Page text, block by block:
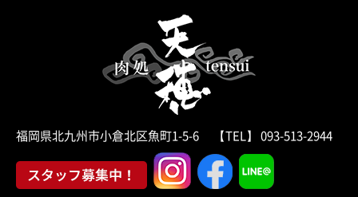
福岡県北九州市小倉北区魚町1-5-6 【TEL】 093-513-2944